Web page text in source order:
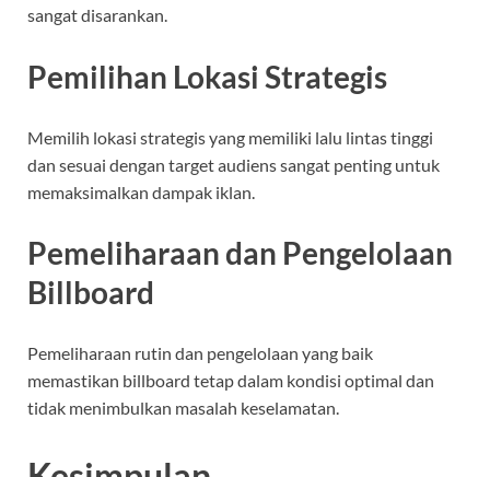
sangat disarankan.
Pemilihan Lokasi Strategis
Memilih lokasi strategis yang memiliki lalu lintas tinggi
dan sesuai dengan target audiens sangat penting untuk
memaksimalkan dampak iklan.
Pemeliharaan dan Pengelolaan
Billboard
Pemeliharaan rutin dan pengelolaan yang baik
memastikan billboard tetap dalam kondisi optimal dan
tidak menimbulkan masalah keselamatan.